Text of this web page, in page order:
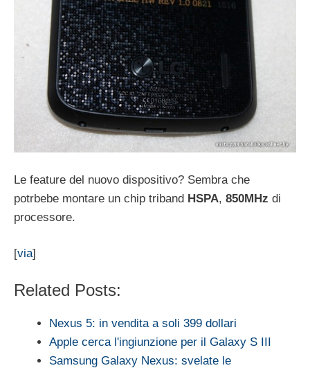
Le feature del nuovo dispositivo? Sembra che
potrbebe montare un chip triband HSPA, 850MHz di
processore.
[via]
Related Posts:
Nexus 5: in vendita a soli 399 dollari
Apple cerca l'ingiunzione per il Galaxy S III
Samsung Galaxy Nexus: svelate le